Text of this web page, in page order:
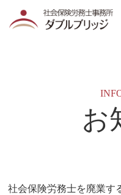
お
社会保険労務士を廃業す